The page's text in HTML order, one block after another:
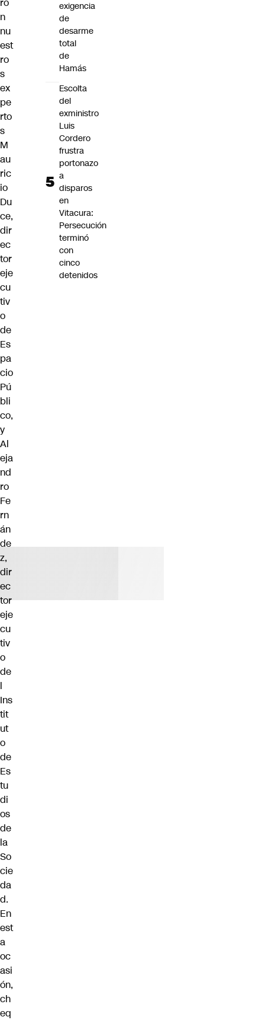
n
nu
est
ro
s
ex
pe
rto
s
M
au
ric
io
Du
ce,
dir
ec
tor
eje
cu
tiv
o
de
Es
pa
cio
Pú
bli
co,
y
Al
eja
nd
ro
Fe
rn
án
de
z,
dir
ec
tor
eje
cu
tiv
o
de
l
Ins
tit
ut
o
de
Es
tu
di
os
de
la
So
cie
da
d.
En
est
a
oc
asi
ón,
ch
eq
exigencia
de
desarme
total
de
Hamás
Escolta
del
exministro
Luis
Cordero
frustra
portonazo
a
disparos
en
Vitacura:
Persecución
terminó
con
cinco
detenidos